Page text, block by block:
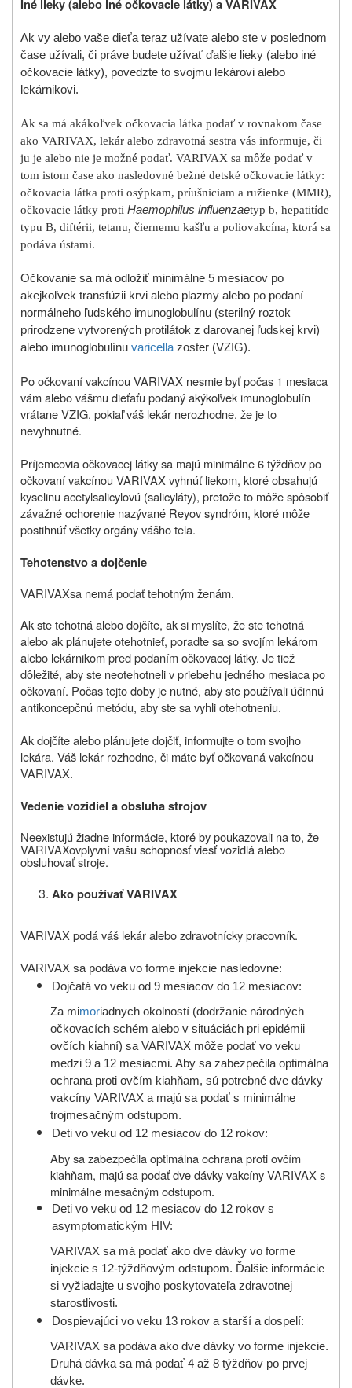
Iné lieky (alebo iné očkovacie látky) a VARIVAX
Ak vy alebo vaše dieťa teraz užívate alebo ste v poslednom
čase užívali, či práve budete užívať ďalšie lieky (alebo iné
očkovacie látky), povedzte to svojmu lekárovi alebo
lekárnikovi.
Ak sa má akákoľvek očkovacia látka podať v rovnakom čase
ako VARIVAX, lekár alebo zdravotná sestra vás informuje, či
ju je alebo nie je možné podať. VARIVAX sa môže podať v
tom istom čase ako nasledovné bežné detské očkovacie látky:
očkovacia látka proti osýpkam, príušniciam a ružienke (MMR),
očkovacie látky proti Haemophilus influenzaetyp b, hepatitíde
typu B, diftérii, tetanu, čiernemu kašľu a poliovakcína, ktorá sa
podáva ústami.
Očkovanie sa má odložiť minimálne 5 mesiacov po
akejkoľvek transfúzii krvi alebo plazmy alebo po podaní
normálneho ľudského imunoglobulínu (sterilný roztok
prirodzene vytvorených protilátok z darovanej ľudskej krvi)
alebo imunoglobulínu varicella zoster (VZIG).
Po očkovaní vakcínou VARIVAX nesmie byť počas 1 mesiaca
vám alebo vášmu dieťaťu podaný akýkoľvek imunoglobulín
vrátane VZIG, pokiaľ váš lekár nerozhodne, že je to
nevyhnutné.
Príjemcovia očkovacej látky sa majú minimálne 6 týždňov po
očkovaní vakcínou VARIVAX vyhnúť liekom, ktoré obsahujú
kyselinu acetylsalicylovú (salicyláty), pretože to môže spôsobiť
závažné ochorenie nazývané Reyov syndróm, ktoré môže
postihnúť všetky orgány vášho tela.
Tehotenstvo a dojčenie
VARIVAXsa nemá podať tehotným ženám.
Ak ste tehotná alebo dojčíte, ak si myslíte, že ste tehotná
alebo ak plánujete otehotnieť, poraďte sa so svojím lekárom
alebo lekárnikom pred podaním očkovacej látky. Je tiež
dôležité, aby ste neotehotneli v priebehu jedného mesiaca po
očkovaní. Počas tejto doby je nutné, aby ste používali účinnú
antikoncepčnú metódu, aby ste sa vyhli otehotneniu.
Ak dojčíte alebo plánujete dojčiť, informujte o tom svojho
lekára. Váš lekár rozhodne, či máte byť očkovaná vakcínou
VARIVAX.
Vedenie vozidiel a obsluha strojov
Neexistujú žiadne informácie, ktoré by poukazovali na to, že
VARIVAXovplyvní vašu schopnosť viesť vozidlá alebo
obsluhovať stroje.
Ako používať VARIVAX
VARIVAX podá váš lekár alebo zdravotnícky pracovník.
VARIVAX sa podáva vo forme injekcie nasledovne:
Dojčatá vo veku od 9 mesiacov do 12 mesiacov:
Za mimoriadnych okolností (dodržanie národných
očkovacích schém alebo v situáciách pri epidémii
ovčích kiahní) sa VARIVAX môže podať vo veku
medzi 9 a 12 mesiacmi. Aby sa zabezpečila optimálna
ochrana proti ovčím kiahňam, sú potrebné dve dávky
vakcíny VARIVAX a majú sa podať s minimálne
trojmesačným odstupom.
Deti vo veku od 12 mesiacov do 12 rokov:
Aby sa zabezpečila optimálna ochrana proti ovčím
kiahňam, majú sa podať dve dávky vakcíny VARIVAX s
minimálne mesačným odstupom.
Deti vo veku od 12 mesiacov do 12 rokov s
asymptomatickým HIV:
VARIVAX sa má podať ako dve dávky vo forme
injekcie s 12-týždňovým odstupom. Ďalšie informácie
si vyžiadajte u svojho poskytovateľa zdravotnej
starostlivosti.
Dospievajúci vo veku 13 rokov a starší a dospelí:
VARIVAX sa podáva ako dve dávky vo forme injekcie.
Druhá dávka sa má podať 4 až 8 týždňov po prvej
dávke.